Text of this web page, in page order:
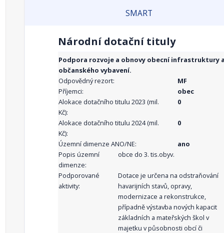
SMART
Národní dotační tituly
Podpora rozvoje a obnovy obecní infrastruktury
občanského vybavení.
Odpovědný rezort:
MF
Příjemci:
obec
Alokace dotačního titulu 2023 (mil.
Kč):
0
Alokace dotačního titulu 2024 (mil.
Kč):
0
Územní dimenze ANO/NE:
ano
Popis územní
dimenze:
obce do 3. tis.obyv.
Podporované
aktivity:
Dotace je určena na odstraňování
havarijních stavů, opravy,
modernizace a rekonstrukce,
případně výstavba nových kapacit
základních a mateřských škol v
majetku v působnosti obcí či